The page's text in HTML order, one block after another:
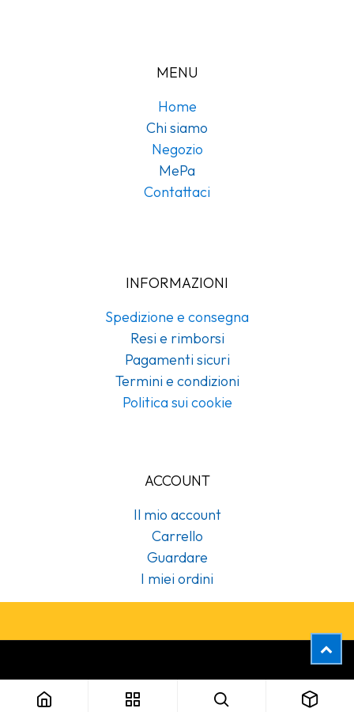
MENU
Home
Chi siamo
Negozio
MePa
Contattaci
INFORMAZIONI
Spedizione e consegna
Resi e rimborsi
Pagamenti sicuri
Termini e condizioni
Politica sui cookie
ACCOUNT
Il mio account
Carrello
Guardare
I miei ordini